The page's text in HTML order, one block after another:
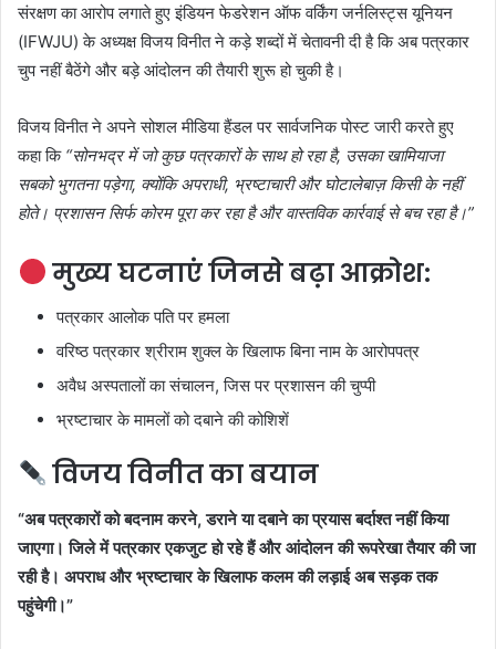
संरक्षण का आरोप लगाते हुए इंडियन फेडरेशन ऑफ वर्किंग जर्नलिस्ट्स यूनियन
(IFWJU) के अध्यक्ष विजय विनीत ने कड़े शब्दों में चेतावनी दी है कि अब पत्रकार
चुप नहीं बैठेंगे और बड़े आंदोलन की तैयारी शुरू हो चुकी है।
विजय विनीत ने अपने सोशल मीडिया हैंडल पर सार्वजनिक पोस्ट जारी करते हुए
कहा कि “सोनभद्र में जो कुछ पत्रकारों के साथ हो रहा है, उसका खामियाजा
सबको भुगतना पड़ेगा, क्योंकि अपराधी, भ्रष्टाचारी और घोटालेबाज़ किसी के नहीं
होते। प्रशासन सिर्फ कोरम पूरा कर रहा है और वास्तविक कार्रवाई से बच रहा है।”
मुख्य घटनाएं जिनसे बढ़ा आक्रोश:
पत्रकार आलोक पति पर हमला
वरिष्ठ पत्रकार श्रीराम शुक्ल के खिलाफ बिना नाम के आरोपपत्र
अवैध अस्पतालों का संचालन, जिस पर प्रशासन की चुप्पी
भ्रष्टाचार के मामलों को दबाने की कोशिशें
विजय विनीत का बयान
“अब पत्रकारों को बदनाम करने, डराने या दबाने का प्रयास बर्दाश्त नहीं किया
जाएगा। जिले में पत्रकार एकजुट हो रहे हैं और आंदोलन की रूपरेखा तैयार की जा
रही है। अपराध और भ्रष्टाचार के खिलाफ कलम की लड़ाई अब सड़क तक
पहुंचेगी।”